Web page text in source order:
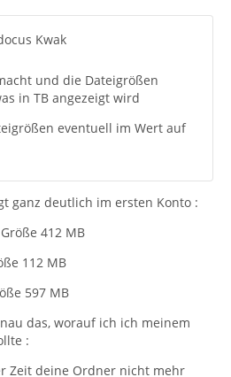
Kwak
und die Dateigrößen
in TB angezeigt wird
eventuell im Wert auf
ganz deutlich im ersten Konto :
412 MB
112 MB
597 MB
das, worauf ich ich meinem
:
Zeit deine Ordner nicht mehr